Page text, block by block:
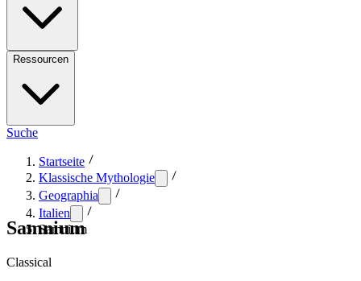
Ressourcen
Suche
Startseite
Klassische Mythologie
Geographia
Italien
Samnium
Samnium
Classical